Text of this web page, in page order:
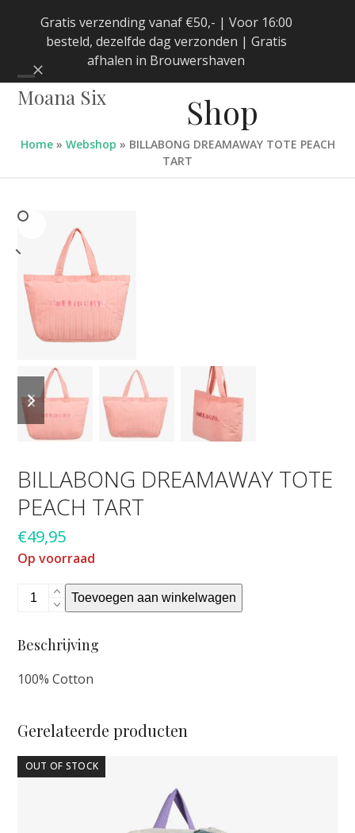
Gratis verzending vanaf €50,- | Voor 16:00
besteld, dezelfde dag verzonden | Gratis
afhalen in Brouwershaven
Negeren
Moana Six
Open
menu
Close
menu
Shop
Home» Webshop » BILLABONG DREAMAWAY TOTE PEACH
TART
previous
slide
next
slide
BILLABONG DREAMAWAY TOTE
PEACH TART
€49,95
Op voorraad
BILLABONG
DREAMAWAY
PEACH
aantal
Toevoegen aan winkelwagen
Beschrijving
100% Cotton
Gerelateerde producten
OUT OF STOCK